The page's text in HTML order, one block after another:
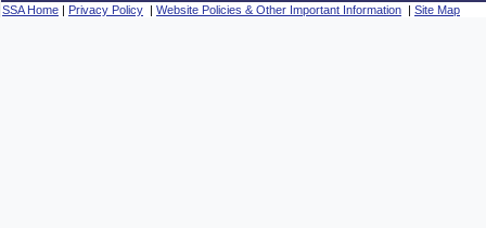
SSA Home Privacy Policy Website Policies & Other Important Information Site Map